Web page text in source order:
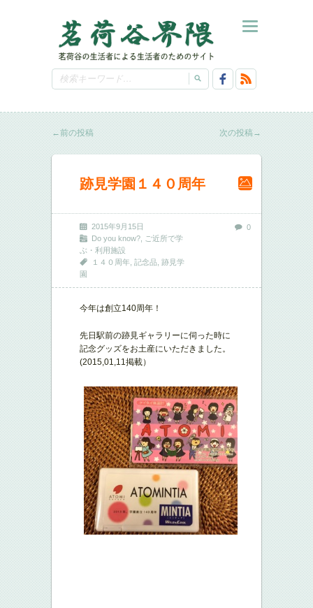
←前の投稿 次の投稿→
跡見学園１４０周年
0
2015年9月15日
Do you know?
ご近所で学
ぶ・利用施設
１４０周年 記念品 跡見学
園
今年は創立140周年！
先日駅前の跡見ギャラリーに伺った時に
記念グッズをお土産にいただきました。
(2015,01,11掲載）